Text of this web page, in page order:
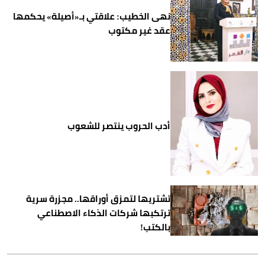
نهى الخطيب: علاقتي بـ«أصيلة» يحكمها
عقد غير مكتوب
أدب الحروب ينتصر للشعوب
تشتريها لتمزق أوراقها.. مجزرة سرية
ترتكبها شركات الذكاء الاصطناعي
بالكتب!